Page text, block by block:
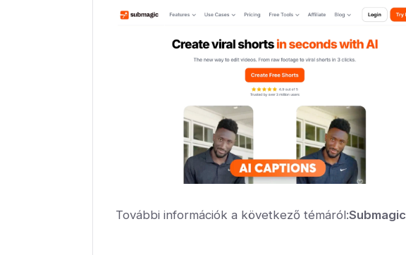
További információk a következő témáról:Submagic